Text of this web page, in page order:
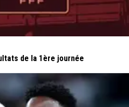
de la 1ère journée